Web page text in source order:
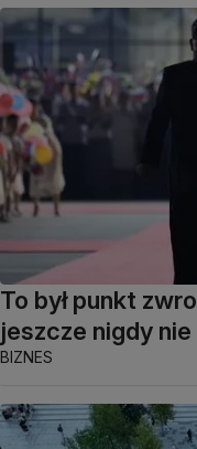
To był punkt
jeszcze nigdy
BIZNES